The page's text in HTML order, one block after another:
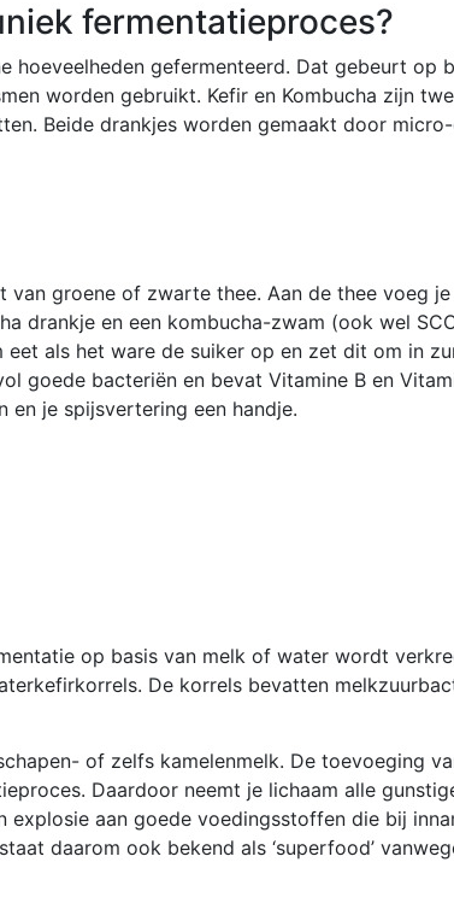
fermentatieproces?
gefermenteerd. Dat gebeurt op
worden gebruikt. Kefir en Kombucha zijn
Beide drankjes worden gemaakt door
groene of zwarte thee. Aan de thee voeg je
drankje en een kombucha-zwam (ook wel
als het ware de suiker op en zet dit om in
goede bacteriën en bevat Vitamine B en
en je spijsvertering een handje.
op basis van melk of water wordt
De korrels bevatten
of zelfs kamelenmelk. De toevoeging
Daardoor neemt je lichaam alle
aan goede voedingsstoffen die bij
daarom ook bekend als ‘superfood’